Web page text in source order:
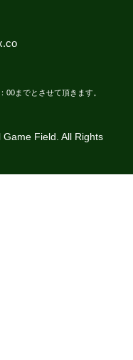
までとさせて頂きます。
Field. All Rights